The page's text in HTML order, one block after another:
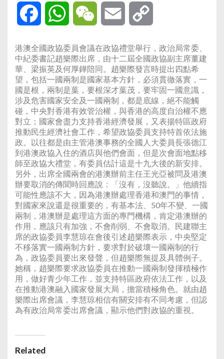
Facebook WhatsAppWeChat Email
港澳全國政協委員會議在政協禮堂舉行，政治局常委、
中紀委書記趙樂際出席，由十二屆全國政協副主席董建
華、梁振英及何厚鏵陪同。趙樂際發言時提出四點希
望，包括一國兩制是國家基本方針，必須貫徹落實，一
國是根，兩制是葉，要根深才葉茂，要牢固一國意識，
涉及危害國家安全及一國兩制，都是底線，絕不能觸
碰，中央對香港有效管治權，與香港的高度自治權不應
對立；國家會盡力支持香港經濟發展，又表揚特區政府
推動民生經濟社會工作，希望政協委員支持特首依法施
政。以往都是由主管港澳事務的全國人大委員長張德江
到港澳政協入住的酒店與他們會面，但是次會面地點移
師至政協大禮堂，有委員估計這是十九大後的新安排。
另外，出席全國兩會的港澳辦前主任王光亞被問及港澳
辦要取消的傳聞時回應說：「沒有，沒聽說。」他續指
可能性應該不大，因為港澳辦處理香港和澳門的事情，
對國家來說還是很重要的，有基本法、50年不變、一國
兩制，港澳辦是處理這方面的專門機構，肯定港澳辦的
作用，應該只有加強，不會削弱、不會取消。民建聯主
席的政協委員李慧琼在會後引述趙樂際表示，中央堅定
不移落實一國兩制方針，要求對於破壞一國兩制的行
為，政協委員要出來發聲，但趙樂際無提及具體例子。
她稱，趙樂際要求政協委員在推動一國兩制發揮積極作
用，做好青少年工作，並支持特區政府依法工作，以及
在推動港澳融入國家發展大局，擔當積極角色。就由趙
樂際出席會議，李慧琼相信有關安排有不同考慮，但認
為有政治局常委出席會議，顯示他們對政協的重視。
Related